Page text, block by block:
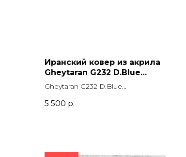
Иранский ковер из акрила
Gheytaran G232 D.Blue
Прямоугольник
Gheytaran G232 D.Blue
5 500 р.